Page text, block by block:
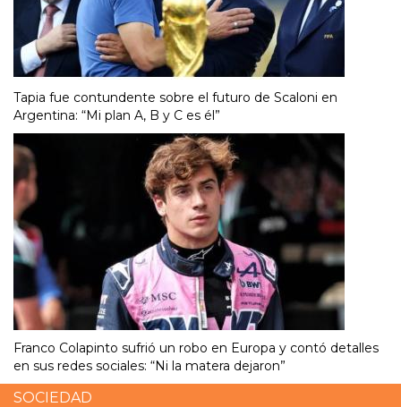
Tapia fue contundente sobre el futuro de Scaloni en
Argentina: “Mi plan A, B y C es él”
Franco Colapinto sufrió un robo en Europa y contó detalles
en sus redes sociales: “Ni la matera dejaron”
SOCIEDAD